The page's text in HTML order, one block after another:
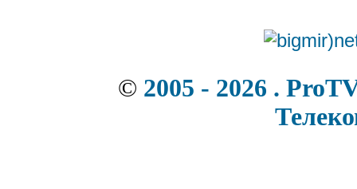
© 2005 - 2026 .